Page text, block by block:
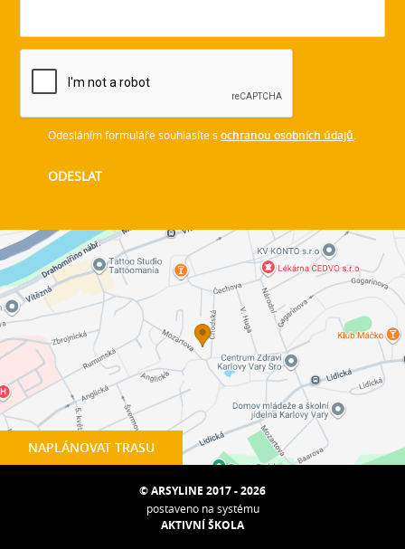
NAPLÁNOVAT TRASU
Odesláním formuláře souhlasíte sochranou osobních údajů
© ARSYLINE 2017 - 2026
postaveno na systému
AKTIVNÍ ŠKOLA